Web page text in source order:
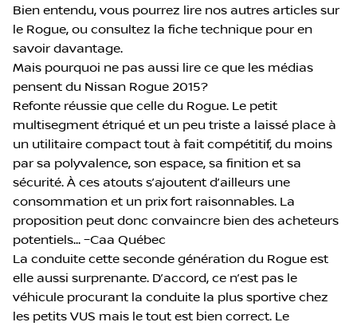
Bien entendu, vous pourrez lire nos autres articles sur
le Rogue, ou consultez la fiche technique pour en
savoir davantage.
Mais pourquoi ne pas aussi lire ce que les médias
pensent du Nissan Rogue 2015?
Refonte réussie que celle du Rogue. Le petit
multisegment étriqué et un peu triste a laissé place à
un utilitaire compact tout à fait compétitif, du moins
par sa polyvalence, son espace, sa finition et sa
sécurité. À ces atouts s’ajoutent d’ailleurs une
consommation et un prix fort raisonnables. La
proposition peut donc convaincre bien des acheteurs
potentiels... –Caa Québec
La conduite cette seconde génération du Rogue est
elle aussi surprenante. D’accord, ce n’est pas le
véhicule procurant la conduite la plus sportive chez
les petits VUS mais le tout est bien correct. Le